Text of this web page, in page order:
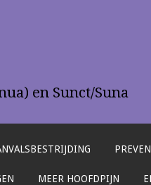
en Sunct/Suna
MEER HOOFDPIJN